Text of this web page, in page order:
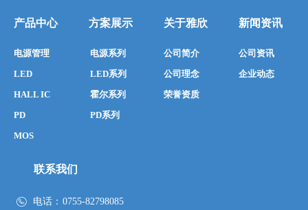
产品中心
电源管理
LED
HALL IC
PD
MOS
方案展示
电源系列
LED系列
霍尔系列
PD系列
关于雅欣
公司简介
公司理念
荣誉资质
新闻资讯
公司资讯
企业动态
联系我们
电话： 0755-82798085